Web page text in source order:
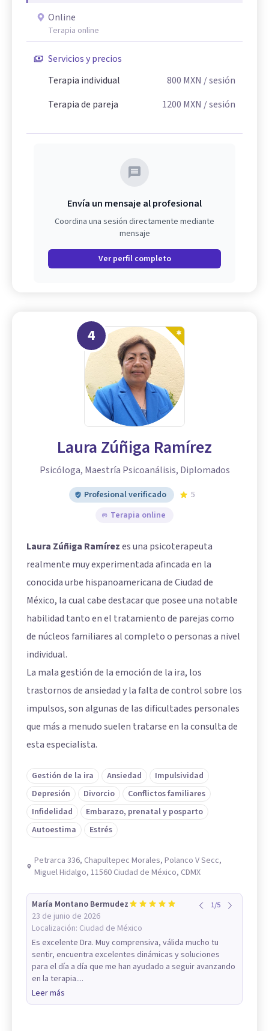
Online
Terapia online
Servicios y precios
Terapia individual
800 MXN / sesión
Terapia de pareja
1200 MXN / sesión
Envía un mensaje al profesional
Coordina una sesión directamente mediante
mensaje
Ver perfil completo
4
Laura Zúñiga Ramírez
Psicóloga, Maestría Psicoanálisis, Diplomados
Profesional verificado
5
Terapia online
Laura Zúñiga Ramírezes una psicoterapeuta
realmente muy experimentada afincada en la
conocida urbe hispanoamericana de Ciudad de
México, la cual cabe destacar que posee una notable
habilidad tanto en el tratamiento de parejas como
de núcleos familiares al completo o personas a nivel
individual.
La mala gestión de la emoción de la ira, los
trastornos de ansiedad y la falta de control sobre los
impulsos, son algunas de las dificultades personales
que más a menudo suelen tratarse en la consulta de
esta especialista.
Gestión de la ira Ansiedad
Impulsividad
Depresión
Divorcio
Conflictos familiares
Infidelidad
Embarazo, prenatal y posparto
Autoestima
Estrés
Petrarca 336, Chapultepec Morales, Polanco V Secc,
Miguel Hidalgo, 11560 Ciudad de México, CDMX
María Montano Bermudez
23 de junio de 2026
Localización: Ciudad de México
1/5
Es excelente Dra. Muy comprensiva, válida mucho tu
sentir, encuentra excelentes dinámicas y soluciones
para el día a día que me han ayudado a seguir avanzando
en la terapia....
Leer más